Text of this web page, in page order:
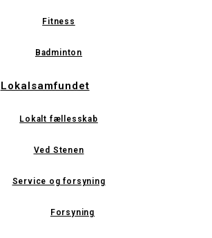
Fitness
Badminton
Lokalsamfundet
Lokalt fællesskab
Ved Stenen
Service og forsyning
Forsyning